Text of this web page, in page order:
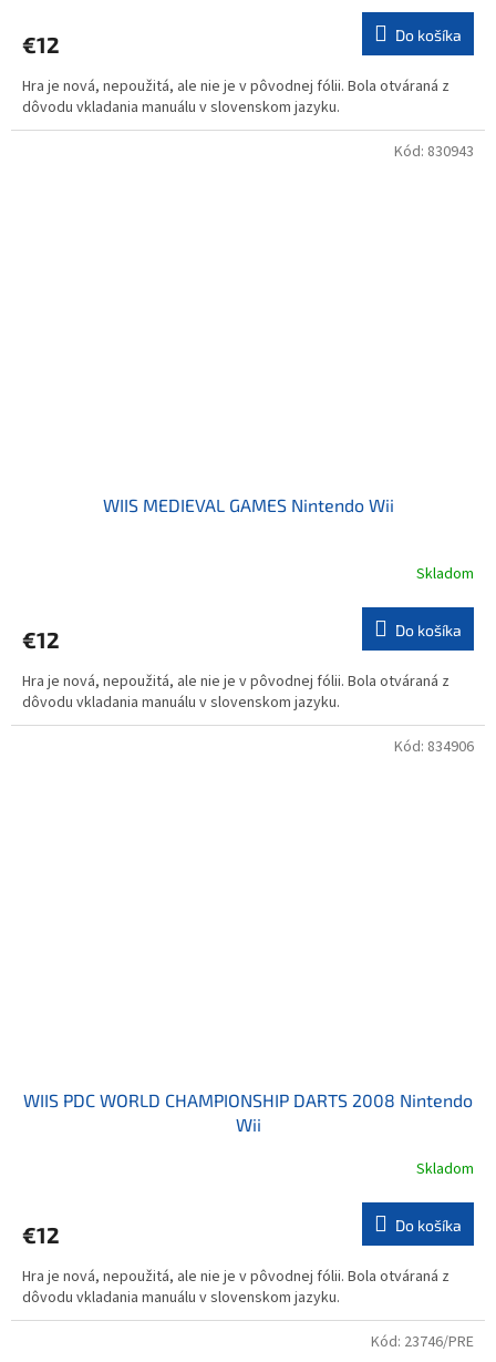
€12 Do košíka
Hra je nová, nepoužitá, ale nie je v pôvodnej fólii. Bola otváraná z
dôvodu vkladania manuálu v slovenskom jazyku.
WIIS MEDIEVAL GAMES Nintendo Wii
Skladom
€12 Do košíka
Hra je nová, nepoužitá, ale nie je v pôvodnej fólii. Bola otváraná z
dôvodu vkladania manuálu v slovenskom jazyku.
Kód: 830943
WIIS PDC WORLD CHAMPIONSHIP DARTS 2008 Nintendo
Wii
Skladom
€12 Do košíka
Hra je nová, nepoužitá, ale nie je v pôvodnej fólii. Bola otváraná z
dôvodu vkladania manuálu v slovenskom jazyku.
Kód: 834906
Kód: 23746/PRE